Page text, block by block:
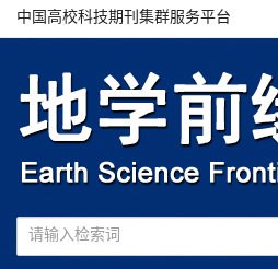
中国高校科技期刊集群服务平台